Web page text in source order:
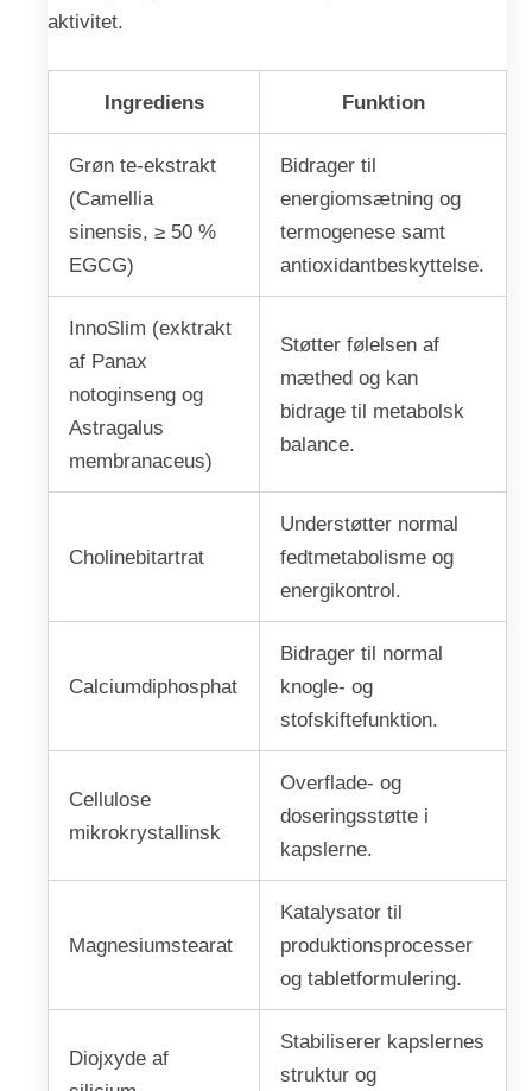
aktivitet.
Ingrediens Funktion
Grøn te-ekstrakt
(Camellia
sinensis, ≥ 50 %
EGCG)
Bidrager til
energiomsætning og
termogenese samt
antioxidantbeskyttelse.
InnoSlim (exktrakt
af Panax
notoginseng og
Astragalus
membranaceus)
Støtter følelsen af
mæthed og kan
bidrage til metabolsk
balance.
Cholinebitartrat
Understøtter normal
fedtmetabolisme og
energikontrol.
Calciumdiphosphat
Bidrager til normal
knogle- og
stofskiftefunktion.
Cellulose
mikrokrystallinsk
Overflade- og
doseringsstøtte i
kapslerne.
Magnesiumstearat
Katalysator til
produktionsprocesser
og tabletformulering.
Diojxyde af
Stabiliserer kapslernes
struktur og